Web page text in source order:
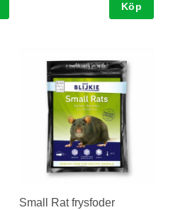
Köp
Small Rat frysfoder